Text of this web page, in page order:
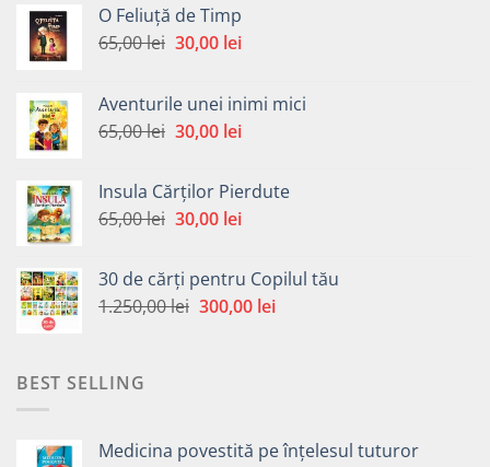
O Feliuță de Timp
65,00lei Prețul
fost:
65,00 lei.
30,00 leiPrețul
30,00 lei.
Aventurile unei inimi mici
65,00lei Prețul
fost:
65,00 lei.
30,00 leiPrețul
30,00 lei.
Insula Cărților Pierdute
65,00lei Prețul
fost:
65,00 lei.
30,00 leiPrețul
30,00 lei.
30 de cărți pentru Copilul tău
1.250,00lei Prețul
300,00 leiPrețul
BEST SELLING
Medicina povestită pe înțelesul tuturor